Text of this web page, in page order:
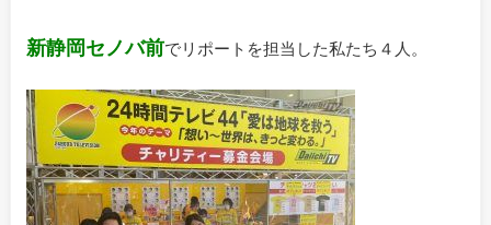
新静岡セノバ前でリポートを担当した私たち４人。